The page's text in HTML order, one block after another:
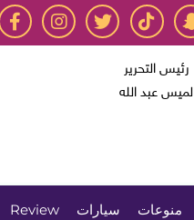
رئيس التحرير
لميس عبد الله
منوعات سيارات Review